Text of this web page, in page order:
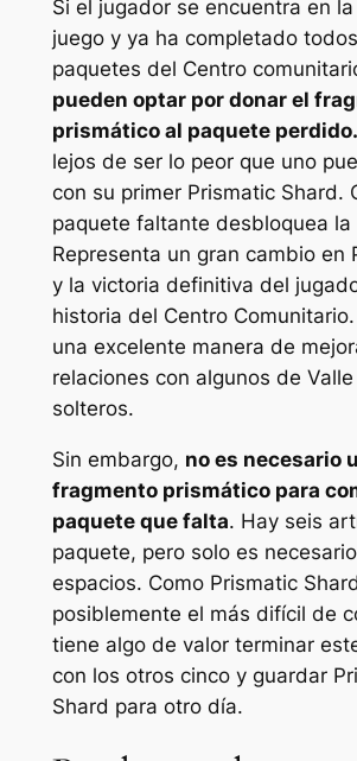
Si el jugador se encuentra en
juego y ya ha completado
paquetes del Centro
pueden optar por donar el
prismático al paquete perdido.
lejos de ser lo peor que uno
con su primer Prismatic Shard.
paquete faltante desbloquea la
Representa un gran cambio en
y la victoria definitiva del
historia del Centro
una excelente manera de
relaciones con algunos de
solteros.
Sin embargo, no es necesario
fragmento prismático para
paquete que falta. Hay seis
paquete, pero solo es
espacios. Como Prismatic
posiblemente el más difícil de
tiene algo de valor terminar
con los otros cinco y guardar
Shard para otro día.